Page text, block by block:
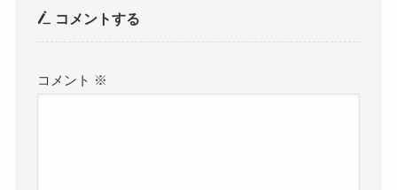
コメントする
コメント ※